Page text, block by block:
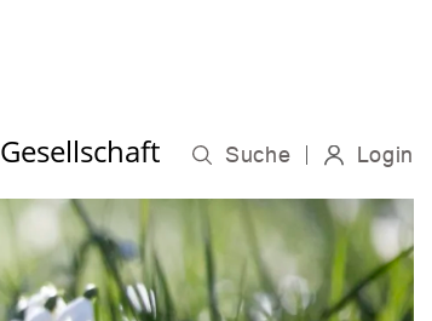
Gesellschaft Suche Login